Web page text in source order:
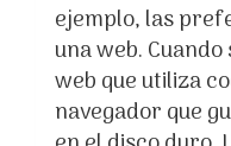
ejemplo, las
una web.
web que utiliza
navegador que